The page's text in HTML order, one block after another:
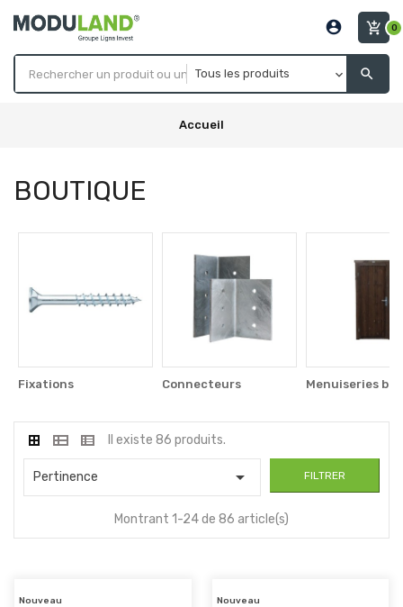
add_shopping_cart 0
account_circle
search
Accueil
BOUTIQUE
Fixations Connecteurs Menuiseries
Il existe 86 produits.
Pertinence  FILTRER
Montrant 1-24 de 86 article(s)
Nouveau Nouveau